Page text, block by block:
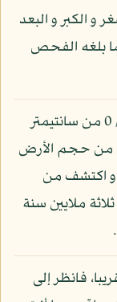
و الكبر و البعد
بلغه الفحص
0033 000 000 000 000 000 000 000 / 0 من سانتيمتر
من حجم الأرض
ميلا تقريبا، و اكتشف من
ملايين سنة
كيلومتر تقريبا، فانظر إلى